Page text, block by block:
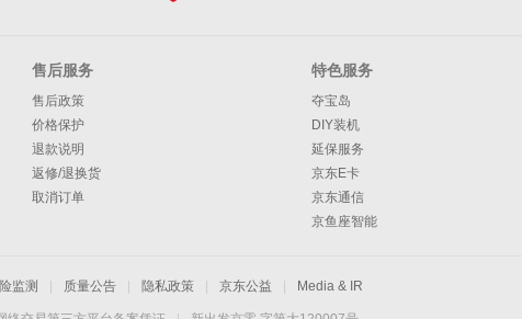
售后服务
售后政策
价格保护
退款说明
返修/退换货
取消订单
特色服务
夺宝岛
DIY装机
延保服务
京东E卡
京东通信
京鱼座智能
监测 质量公告 隐私政策 京东公益 Media & IR